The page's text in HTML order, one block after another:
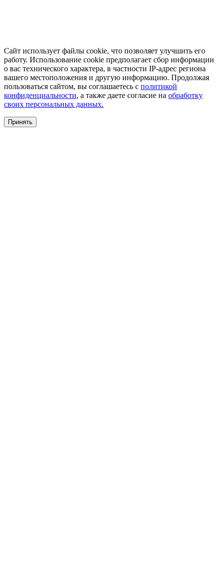
Сайт использует файлы cookie, что позволяет улучшить его
работу. Использование cookie предполагает сбор информации
о вас технического характера, в частности IP-адрес региона
вашего местоположения и другую информацию. Продолжая
пользоваться сайтом, вы соглашаетесь с политикой
конфиденциальности, а также даете согласие на обработку
своих персональных данных.
Принять